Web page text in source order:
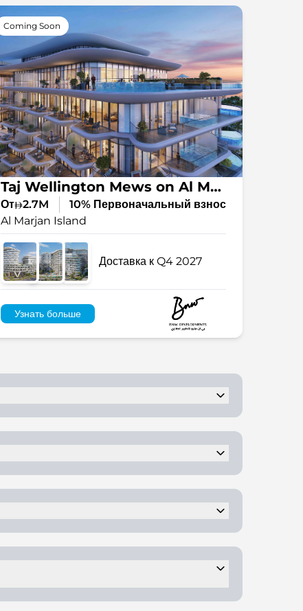
Coming Soon
Taj Wellington Mews on Al Marjan Island
От 2.7M
10% Первоначальный взнос
Al Marjan Island
Доставка к Q4 2027
Узнать больше